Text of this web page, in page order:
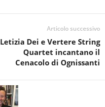
Articolo successivo
Letizia Dei e Vertere String
Quartet incantano il
Cenacolo di Ognissanti